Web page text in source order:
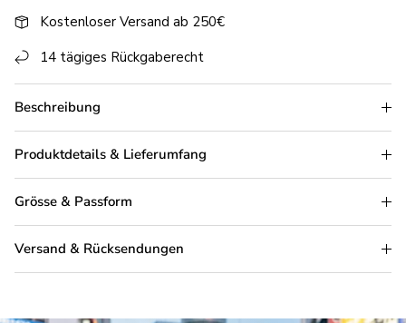
Kostenloser Versand ab 250€
14 tägiges Rückgaberecht
Beschreibung
Produktdetails & Lieferumfang
Grösse & Passform
Versand & Rücksendungen